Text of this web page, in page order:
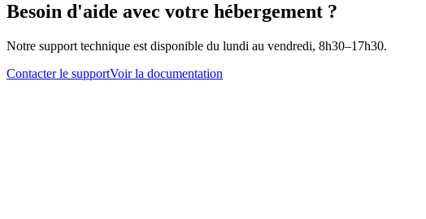
Besoin d'aide avec votre hébergement ?
Notre support technique est disponible du lundi au vendredi, 8h30–17h30.
Contacter le supportVoir la documentation